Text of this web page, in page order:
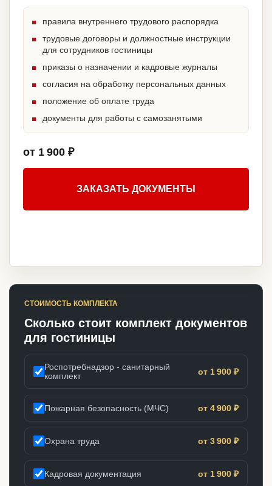
правила внутреннего трудового распорядка
трудовые договоры и должностные инструкции
для сотрудников гостиницы
приказы о назначении и кадровые журналы
согласия на обработку персональных данных
положение об оплате труда
документы для работы с самозанятыми
от 1 900 ₽
ЗАКАЗАТЬ ДОКУМЕНТЫ
СТОИМОСТЬ КОМПЛЕКТА
Сколько стоит комплект документов
для гостиницы
Роспотребнадзор - санитарный
комплект
от 1 900 ₽
Пожарная безопасность (МЧС) от 4 900 ₽
Охрана труда от 3 900 ₽
Кадровая документация от 1 900 ₽